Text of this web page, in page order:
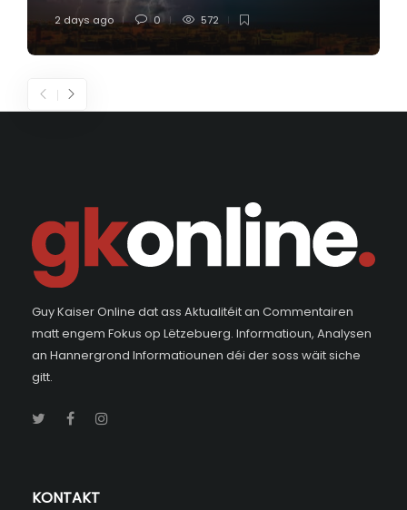
2 days ago 0 572
Guy Kaiser Online dat ass Aktualitéit an Commentairen
matt engem Fokus op Lëtzebuerg. Informatioun, Analysen
an Hannergrond Informatiounen déi der soss wäit siche
gitt.
KONTAKT